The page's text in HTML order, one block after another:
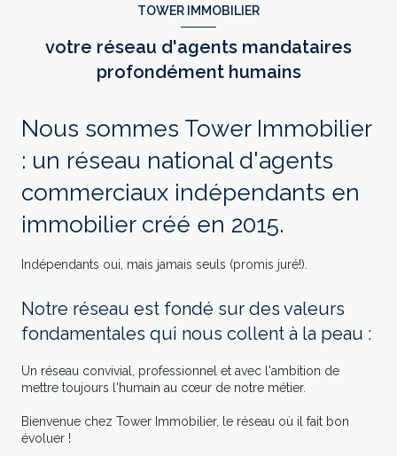
TOWER IMMOBILIER
votre réseau d'agents mandataires
profondément humains
Nous sommes Tower Immobilier
: un réseau national d'agents
commerciaux indépendants en
immobilier créé en 2015.
Indépendants oui, mais jamais seuls (promis juré!).
Notre réseau est fondé sur des valeurs
fondamentales qui nous collent à la peau :
Un réseau convivial, professionnel et avec l'ambition de
mettre toujours l'humain au cœur de notre métier.
Bienvenue chez Tower Immobilier, le réseau où il fait bon
évoluer !